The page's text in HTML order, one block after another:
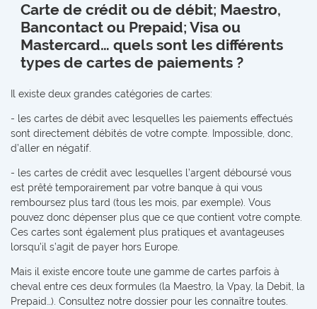
Carte de crédit ou de débit; Maestro,
Bancontact ou Prepaid; Visa ou
Mastercard… quels sont les différents
types de cartes de paiements ?
Il existe deux grandes catégories de cartes:
- les cartes de débit avec lesquelles les paiements effectués
sont directement débités de votre compte. Impossible, donc,
d’aller en négatif.
- les cartes de crédit avec lesquelles l’argent déboursé vous
est prêté temporairement par votre banque à qui vous
remboursez plus tard (tous les mois, par exemple). Vous
pouvez donc dépenser plus que ce que contient votre compte.
Ces cartes sont également plus pratiques et avantageuses
lorsqu’il s’agit de payer hors Europe.
Mais il existe encore toute une gamme de cartes parfois à
cheval entre ces deux formules (la Maestro, la Vpay, la Debit, la
Prepaid…). Consultez notre dossier pour les connaître toutes.